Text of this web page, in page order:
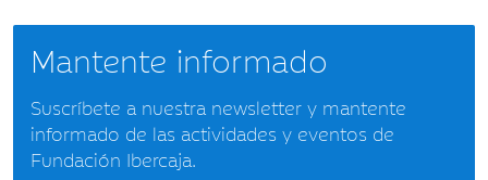
Mantente informado
Suscríbete a nuestra newsletter y mantente
informado de las actividades y eventos de
Fundación Ibercaja.